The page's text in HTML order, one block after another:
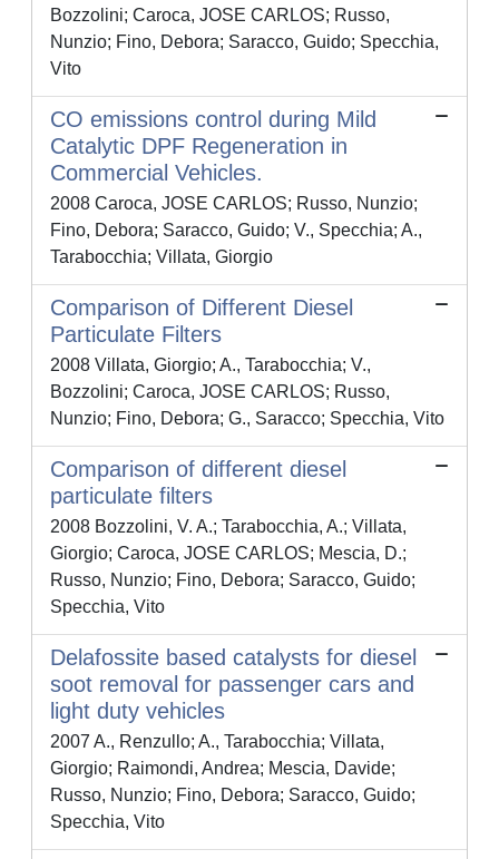
Bozzolini; Caroca, JOSE CARLOS; Russo,
Nunzio; Fino, Debora; Saracco, Guido; Specchia,
Vito
CO emissions control during Mild
Catalytic DPF Regeneration in
Commercial Vehicles.
2008 Caroca, JOSE CARLOS; Russo, Nunzio;
Fino, Debora; Saracco, Guido; V., Specchia; A.,
Tarabocchia; Villata, Giorgio
Comparison of Different Diesel
Particulate Filters
2008 Villata, Giorgio; A., Tarabocchia; V.,
Bozzolini; Caroca, JOSE CARLOS; Russo,
Nunzio; Fino, Debora; G., Saracco; Specchia, Vito
Comparison of different diesel
particulate filters
2008 Bozzolini, V. A.; Tarabocchia, A.; Villata,
Giorgio; Caroca, JOSE CARLOS; Mescia, D.;
Russo, Nunzio; Fino, Debora; Saracco, Guido;
Specchia, Vito
Delafossite based catalysts for diesel
soot removal for passenger cars and
light duty vehicles
2007 A., Renzullo; A., Tarabocchia; Villata,
Giorgio; Raimondi, Andrea; Mescia, Davide;
Russo, Nunzio; Fino, Debora; Saracco, Guido;
Specchia, Vito